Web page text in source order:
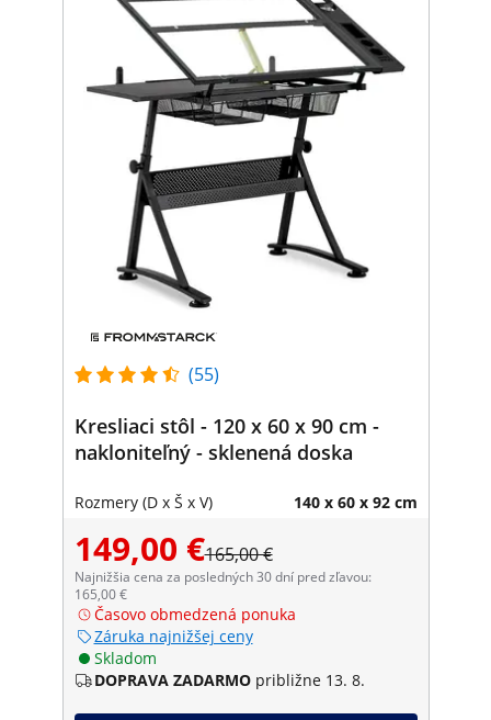
(55)
Kresliaci stôl - 120 x 60 x 90 cm -
nakloniteľný - sklenená doska
Rozmery (D x Š x V) 140 x 60 x 92 cm
149,00 €165,00 €
Najnižšia cena za posledných 30 dní pred zľavou:
165,00 €
Časovo obmedzená ponuka
Záruka najnižšej ceny
Skladom
DOPRAVA ZADARMO približne 13. 8.